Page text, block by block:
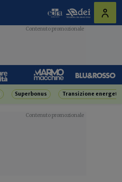
Superbonus Transizione